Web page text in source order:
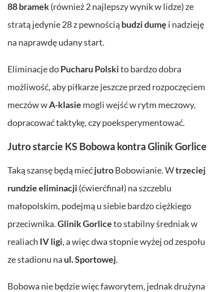
88 bramek(również 2 najlepszy wynik w lidze) ze
stratą jedynie 28 z pewnością budzi dumę i nadzieję
na naprawdę udany start.
Eliminacje doPucharu Polskito bardzo dobra
możliwość, aby piłkarze jeszcze przed rozpoczęciem
meczów wA-klasie mogli wejść w rytm meczowy,
dopracować taktykę, czy poeksperymentować.
Jutro starcie KS Bobowa kontra Glinik Gorlice
Taką szansę będą miećjutroBobowianie. Wtrzeciej
rundzie eliminacji (ćwierćfinał) na szczeblu
małopolskim, podejmą u siebie bardzo ciężkiego
przeciwnika.Glinik Gorliceto stabilny średniak w
realiach IV ligi, a więc dwa stopnie wyżej od zespołu
ze stadionu na ul. Sportowej.
Bobowa nie będzie więc faworytem, jednak drużyna